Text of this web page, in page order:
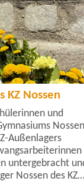
KZ Nossen
und
Nossen
Außenlagers
untergebracht